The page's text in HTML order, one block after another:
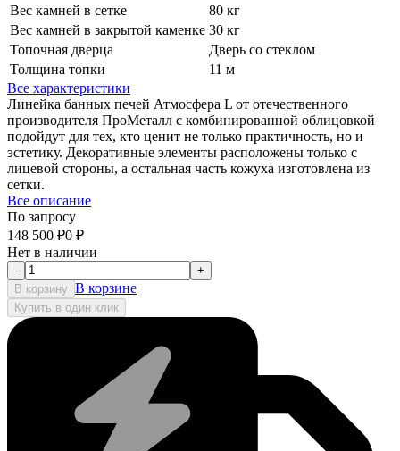
Вес камней в сетке
80 кг
Вес камней в закрытой каменке 30 кг
Топочная дверца
Дверь со стеклом
Толщина топки
11 м
Все характеристики
Линейка банных печей Атмосфера L от отечественного
производителя ПроМеталл с комбинированной облицовкой
подойдут для тех, кто ценит не только практичность, но и
эстетику. Декоративные элементы расположены только с
лицевой стороны, а остальная часть кожуха изготовлена из
сетки.
Все описание
По запросу
148 500 ₽0 ₽
Нет в наличии
-
+
В корзину В корзине
Купить в один клик